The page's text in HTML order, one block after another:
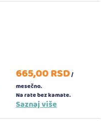
665,00RSD/
mesečno.
Na rate bez kamate.
Saznaj više